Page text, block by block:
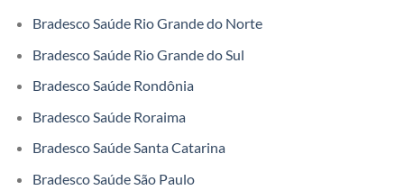
Bradesco Saúde Rio Grande do Norte
Bradesco Saúde Rio Grande do Sul
Bradesco Saúde Rondônia
Bradesco Saúde Roraima
Bradesco Saúde Santa Catarina
Bradesco Saúde São Paulo